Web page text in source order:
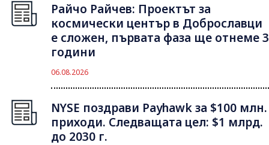
Райчо Райчев: Проектът за
космически център в Доброславци
е сложен, първата фаза ще отнеме 3
години
06.08.2026
NYSE поздрави Payhawk за $100 млн.
приходи. Следващата цел: $1 млрд.
до 2030 г.